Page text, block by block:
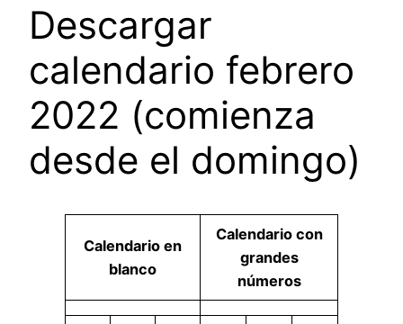
Descargar
calendario febrero
2022 (comienza
desde el domingo)
Calendario en
blanco
Calendario con
grandes
números